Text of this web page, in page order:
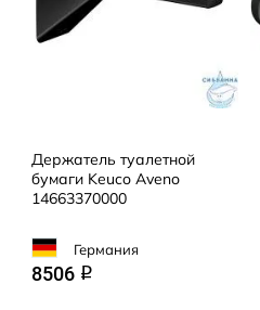
Держатель туалетной
бумаги Keuco Aveno
14663370000
Германия
8506 q